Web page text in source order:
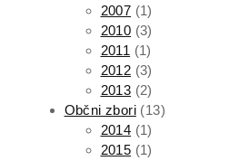
2007 (1)
2010 (3)
2011 (1)
2012 (3)
2013 (2)
Občni zbori(13)
2014 (1)
2015 (1)